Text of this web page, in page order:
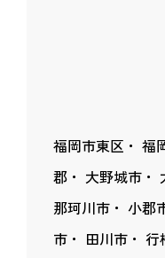
福岡市東区 福
郡
大野城市
那珂川市
小郡
市
田川市 行